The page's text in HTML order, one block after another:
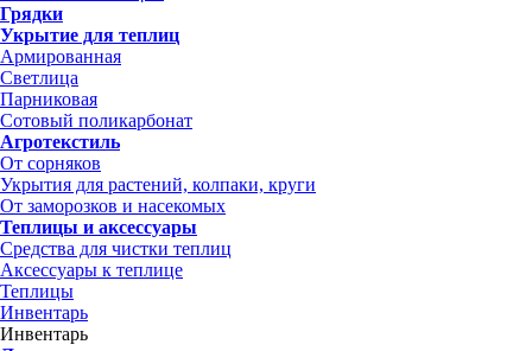
Грядки
Укрытие для теплиц
Армированная
Светлица
Парниковая
Сотовый поликарбонат
Агротекстиль
От сорняков
Укрытия для растений, колпаки, круги
От заморозков и насекомых
Теплицы и аксессуары
Средства для чистки теплиц
Аксессуары к теплице
Теплицы
Инвентарь
Инвентарь